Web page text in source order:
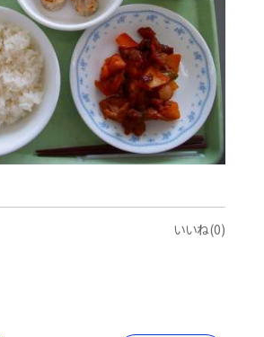
いいね(0)